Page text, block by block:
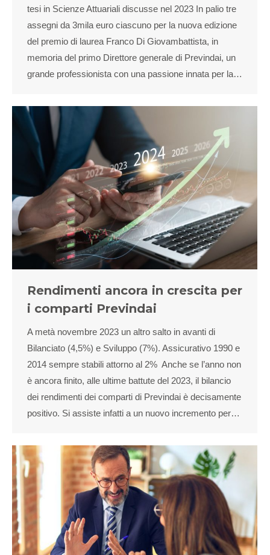
tesi in Scienze Attuariali discusse nel 2023 In palio tre
assegni da 3mila euro ciascuno per la nuova edizione
del premio di laurea Franco Di Giovambattista, in
memoria del primo Direttore generale di Previndai, un
grande professionista con una passione innata per la…
Rendimenti ancora in crescita per
i comparti Previndai
A metà novembre 2023 un altro salto in avanti di
Bilanciato (4,5%) e Sviluppo (7%). Assicurativo 1990 e
2014 sempre stabili attorno al 2% Anche se l’anno non
è ancora finito, alle ultime battute del 2023, il bilancio
dei rendimenti dei comparti di Previndai è decisamente
positivo. Si assiste infatti a un nuovo incremento per…